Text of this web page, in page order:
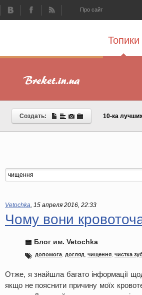
Про сайт
Топики
Создать: 10-ка
Vetochka, 15 апреля 2016, 22:33
Чому вони
Блог им. Vetochka
допомога догляд чищення чистка
Отже, я знайшла багато інформації
якщо не пояснити причину моїх